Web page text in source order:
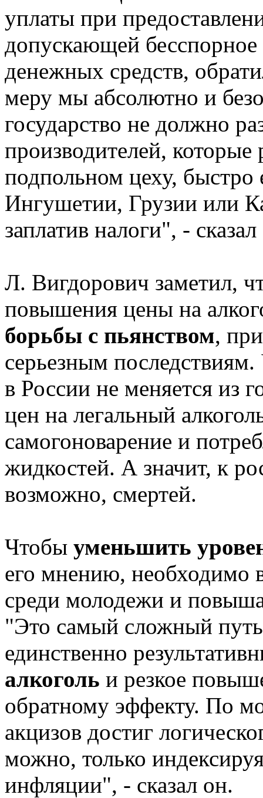
уплаты при
допускающей бесспорное
денежных средств,
меру мы абсолютно и
государство не должно
производителей,
подпольном цеху, быстро
Ингушетии, Грузии или
заплатив налоги", -
Л. Вигдорович заметил,
повышения цены на
борьбы с пьянством,
серьезным
в России не меняется из
цен на легальный
самогоноварение и
жидкостей. А значит, к
возможно, смертей.
Чтобы уменьшить
его мнению, необходимо
среди молодежи и
"Это самый сложный
единственно
алкоголь и резкое
обратному эффекту. По
акцизов достиг
можно, только
инфляции", - сказал он.